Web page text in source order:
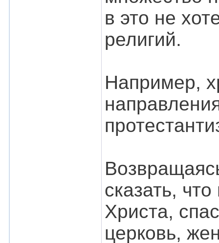
в это не
религий.
Например,
сказать,
Христа,
церковь,